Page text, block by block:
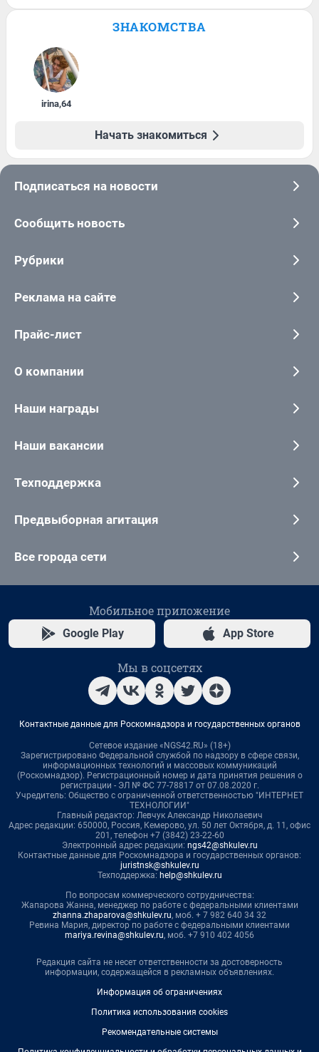
ЗНАКОМСТВА
irina,64
Начать знакомиться
Подписаться на новости
Сообщить новость
Рубрики
Реклама на сайте
Прайс-лист
О компании
Наши награды
Наши вакансии
Техподдержка
Предвыборная агитация
Все города сети
Мобильное приложение
Google Play App Store
Мы в соцсетях
Контактные данные для Роскомнадзора и государственных органов
Сетевое издание «NGS42.RU» (18+)
Зарегистрировано Федеральной службой по надзору в сфере связи,
информационных технологий и массовых коммуникаций
(Роскомнадзор). Регистрационный номер и дата принятия решения о
регистрации - ЭЛ № ФС 77-78817 от 07.08.2020 г.
Учредитель: Общество с ограниченной ответственностью "ИНТЕРНЕТ
ТЕХНОЛОГИИ"
Главный редактор: Левчук Александр Николаевич
Адрес редакции: 650000, Россия, Кемерово, ул. 50 лет Октября, д. 11, офис
201, телефон +7 (3842) 23-22-60
Электронный адрес редакции: ngs42@shkulev.ru
Контактные данные для Роскомнадзора и государственных органов:
juristnsk@shkulev.ru
Техподдержка: help@shkulev.ru
По вопросам коммерческого сотрудничества:
Жапарова Жанна, менеджер по работе с федеральными клиентами
zhanna.zhaparova@shkulev.ru, моб. + 7 982 640 34 32
Ревина Мария, директор по работе с федеральными клиентами
mariya.revina@shkulev.ru, моб. +7 910 402 4056
Редакция сайта не несет ответственности за достоверность
информации, содержащейся в рекламных объявлениях.
Информация об ограничениях
Политика использования cookies
Рекомендательные системы